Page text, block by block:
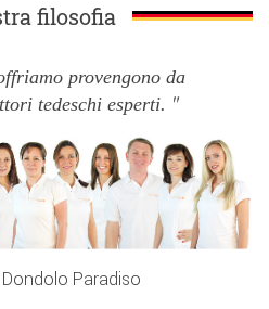
filosofia
provengono da
tedeschi esperti.
Paradiso